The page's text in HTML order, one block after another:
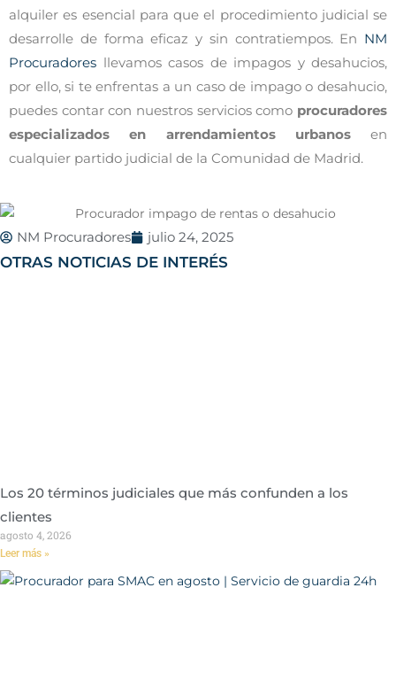
alquiler es esencial para que el procedimiento judicial se
desarrolle de forma eficaz y sin contratiempos. En NM
Procuradores llevamos casos de impagos y desahucios,
por ello, si te enfrentas a un caso de impago o desahucio,
puedes contar con nuestros servicios como procuradores
especializados en arrendamientos urbanosen
cualquier partido judicial de la Comunidad de Madrid.
NM Procuradores julio 24, 2025
OTRAS NOTICIAS DE INTERÉS
Los 20 términos judiciales que más confunden a los
clientes
agosto 4, 2026
Leer más »